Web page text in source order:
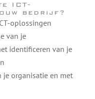
ICT-
bedrijf?
oplossingen
van je
identificeren van je
organisatie en met